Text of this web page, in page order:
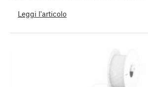
Leggi l'articolo